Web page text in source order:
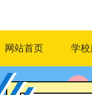
网站首页 学